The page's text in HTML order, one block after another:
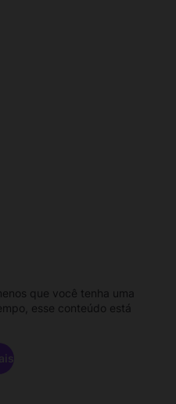
que você tenha uma
esse conteúdo está